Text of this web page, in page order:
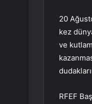
20
kez
ve
RFEF